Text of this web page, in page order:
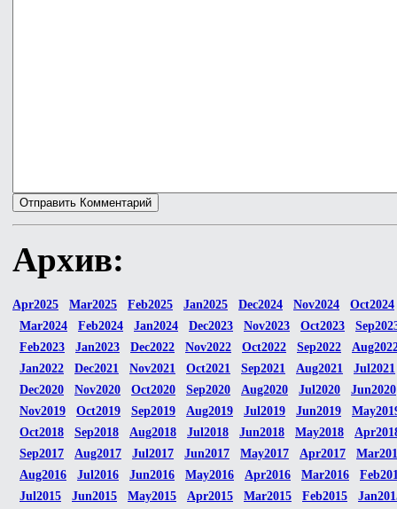
Архив:
Apr2025 Mar2025 Feb2025 Jan2025 Dec2024 Nov2024
Oct2024
Mar2024
Feb2024 Jan2024 Dec2023 Nov2023 Oct2023
Feb2023
Jan2023 Dec2022 Nov2022 Oct2022 Sep2022
Jan2022
Dec2021 Nov2021 Oct2021 Sep2021 Aug2021
Jul2021
Dec2020
Nov2020 Oct2020 Sep2020 Aug2020 Jul2020
Jun2020
Nov2019
Oct2019 Sep2019 Aug2019 Jul2019 Jun2019
Oct2018
Sep2018 Aug2018 Jul2018 Jun2018 May2018
Sep2017
Aug2017 Jul2017 Jun2017 May2017 Apr2017
Aug2016
Jul2016 Jun2016 May2016 Apr2016 Mar2016
Jul2015
Jun2015 May2015 Apr2015 Mar2015 Feb2015